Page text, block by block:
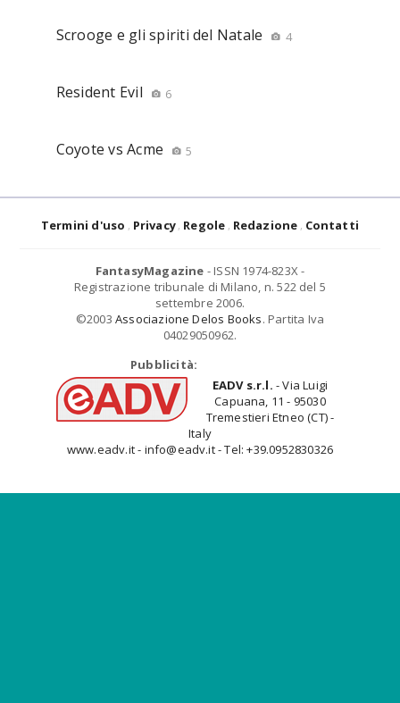
Scrooge e gli spiriti del Natale 4
Resident Evil 6
Coyote vs Acme 5
Termini d'uso Privacy Regole Redazione Contatti
FantasyMagazine - ISSN 1974-823X -
Registrazione tribunale di Milano, n. 522 del 5
settembre 2006.
©2003 Associazione Delos Books. Partita Iva
04029050962.
Pubblicità:
EADV s.r.l. - Via Luigi
Capuana, 11 - 95030
Tremestieri Etneo (CT) -
Italy
www.eadv.it - info@eadv.it - Tel: +39.0952830326